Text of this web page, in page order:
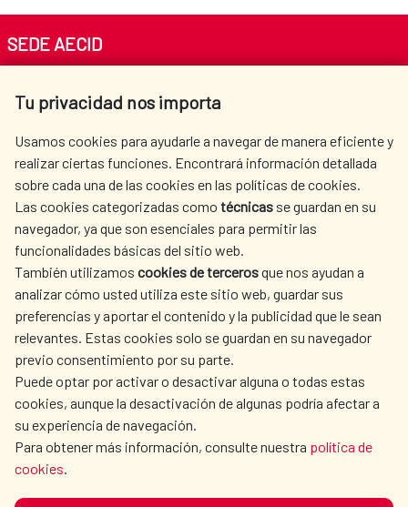
Tu privacidad nos importa
Usamos cookies para ayudarle a navegar de manera eficiente y
realizar ciertas funciones. Encontrará información detallada
sobre cada una de las cookies en las políticas de cookies.
Las cookies categorizadas como técnicas se guardan en su
navegador, ya que son esenciales para permitir las
funcionalidades básicas del sitio web.
También utilizamos cookies de tercerosque nos ayudan a
analizar cómo usted utiliza este sitio web, guardar sus
preferencias y aportar el contenido y la publicidad que le sean
relevantes. Estas cookies solo se guardan en su navegador
previo consentimiento por su parte.
Puede optar por activar o desactivar alguna o todas estas
cookies, aunque la desactivación de algunas podría afectar a
su experiencia de navegación.
Para obtener más información, consulte nuestra política de
cookies.
SEDE AECID
Tel. +34 900 20 30 54​​​​​​​
AECID
WHERE DO WE COOPERATE?
SPANISH HUMANITARIAN
ACTION
PRESS ROOM
CULTURE AND SCIENCE LIBRARY
OUR SOCIAL MEDIA